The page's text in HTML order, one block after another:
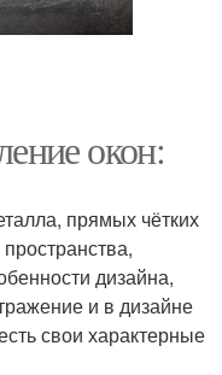
окон:
прямых чётких
дизайна,
и в дизайне
свои характерные